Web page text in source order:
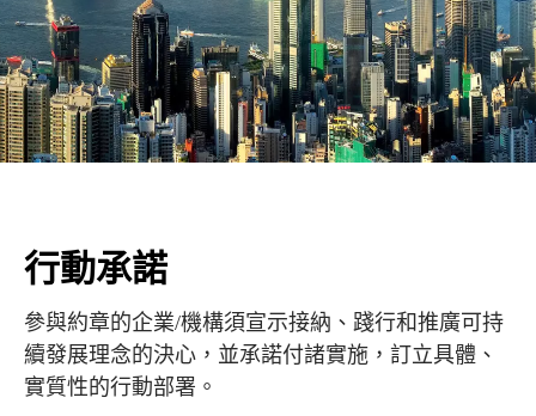
行動承諾
參與約章的企業/機構須宣示接納、踐行和推廣可持
續發展理念的決心，並承諾付諸實施，訂立具體、
實質性的行動部署。